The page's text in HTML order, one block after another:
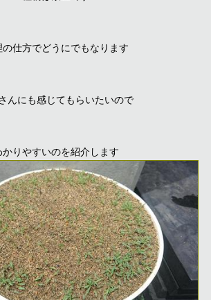
の仕方でどうにでもなります
んにも感じてもらいたいので
かりやすいのを紹介します